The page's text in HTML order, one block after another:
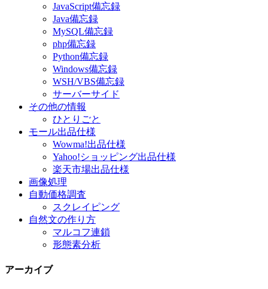
JavaScript備忘録
Java備忘録
MySQL備忘録
php備忘録
Python備忘録
Windows備忘録
WSH/VBS備忘録
サーバーサイド
その他の情報
ひとりごと
モール出品仕様
Wowma!出品仕様
Yahoo!ショッピング出品仕様
楽天市場出品仕様
画像処理
自動価格調査
スクレイピング
自然文の作り方
マルコフ連鎖
形態素分析
アーカイブ